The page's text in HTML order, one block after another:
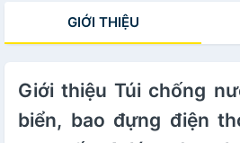
GIỚI THIỆU
Giới thiệu Túi chống
biển, bao đựng điện